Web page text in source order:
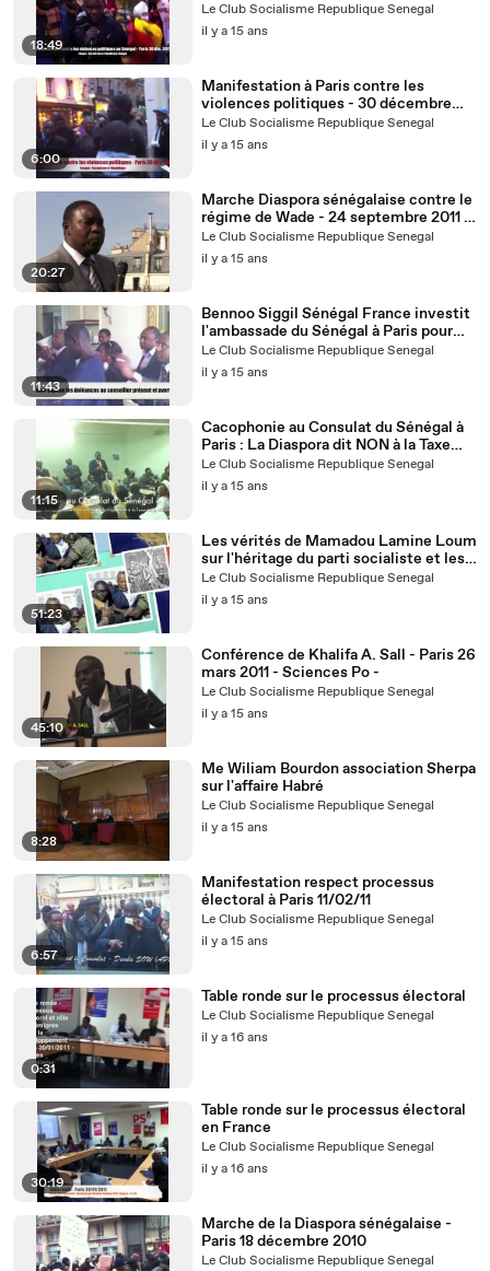
18:49
2011 2/2
Le Club Socialisme Republique Senegal
il y a 15 ans
6:00
Manifestation à Paris contre les
violences politiques - 30 décembre
2011
Le Club Socialisme Republique Senegal
il y a 15 ans
20:27
Marche Diaspora sénégalaise contre le
régime de Wade - 24 septembre 2011 -
Paris - Partie 1/2
Le Club Socialisme Republique Senegal
il y a 15 ans
11:43
Bennoo Siggil Sénégal France investit
l'ambassade du Sénégal à Paris pour
protester contre les violences
politiques
Le Club Socialisme Republique Senegal
il y a 15 ans
11:15
Cacophonie au Consulat du Sénégal à
Paris : La Diaspora dit NON à la Taxe
Global Voice sur les appels
téléphoniques entrants au Sénégal - 31
mai 2011
Le Club Socialisme Republique Senegal
il y a 15 ans
51:23
Les vérités de Mamadou Lamine Loum
sur l'héritage du parti socialiste et les
réalisations de Wade
Le Club Socialisme Republique Senegal
il y a 15 ans
45:10
Conférence de Khalifa A. Sall - Paris 26
mars 2011 - Sciences Po -
Le Club Socialisme Republique Senegal
il y a 15 ans
8:28
Me Wiliam Bourdon association Sherpa
sur l'affaire Habré
Le Club Socialisme Republique Senegal
il y a 15 ans
6:57
Manifestation respect processus
électoral à Paris 11/02/11
Le Club Socialisme Republique Senegal
il y a 15 ans
0:31
Table ronde sur le processus électoral
Le Club Socialisme Republique Senegal
il y a 16 ans
30:19
Table ronde sur le processus électoral
en France
Le Club Socialisme Republique Senegal
il y a 16 ans
Marche de la Diaspora sénégalaise -
Paris 18 décembre 2010
Le Club Socialisme Republique Senegal